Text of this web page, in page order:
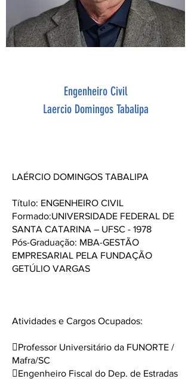
Engenheiro Civil
Laercio Domingos Tabalipa
LAÉRCIO DOMINGOS TABALIPA
Título: ENGENHEIRO CIVIL
Formado:UNIVERSIDADE FEDERAL DE
SANTA CATARINA – UFSC - 1978
Pós-Graduação: MBA-GESTÃO
EMPRESARIAL PELA FUNDAÇÃO
GETÚLIO VARGAS
Atividades e Cargos Ocupados:
Professor Universitário da FUNORTE /
Mafra/SC
Engenheiro Fiscal do Dep. de Estradas